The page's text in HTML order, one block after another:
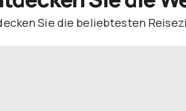
Sie die beliebtesten